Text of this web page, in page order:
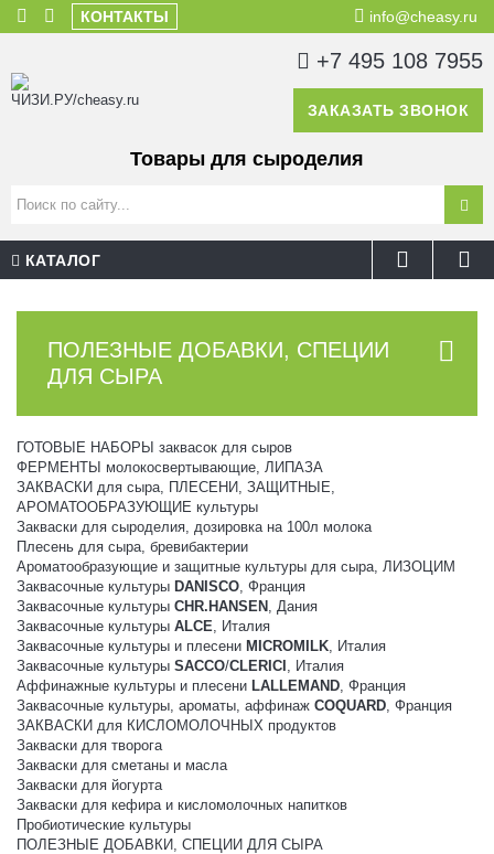
КОНТАКТЫ info@cheasy.ru
+7 495 108 7955
ЗАКАЗАТЬ ЗВОНОК
Товары для сыроделия
КАТАЛОГ
ПОЛЕЗНЫЕ ДОБАВКИ, СПЕЦИИ
ДЛЯ СЫРА
ГОТОВЫЕ НАБОРЫ заквасок для сыров
ФЕРМЕНТЫ молокосвертывающие, ЛИПАЗА
ЗАКВАСКИ для сыра, ПЛЕСЕНИ, ЗАЩИТНЫЕ,
АРОМАТООБРАЗУЮЩИЕ культуры
Закваски для сыроделия, дозировка на 100л молока
Плесень для сыра, бревибактерии
Ароматообразующие и защитные культуры для сыра, ЛИЗОЦИМ
Заквасочные культуры DANISCO, Франция
Заквасочные культуры CHR.HANSEN , Дания
Заквасочные культуры ALCE, Италия
Заквасочные культуры и плесени MICROMILK, Италия
Заквасочные культуры SACCO/CLERICI , Италия
Аффинажные культуры и плесени LALLEMAND, Франция
Заквасочные культуры, ароматы, аффинаж COQUARD, Франция
ЗАКВАСКИ для КИСЛОМОЛОЧНЫХ продуктов
Закваски для творога
Закваски для сметаны и масла
Закваски для йогурта
Закваски для кефира и кисломолочных напитков
Пробиотические культуры
ПОЛЕЗНЫЕ ДОБАВКИ, СПЕЦИИ ДЛЯ СЫРА